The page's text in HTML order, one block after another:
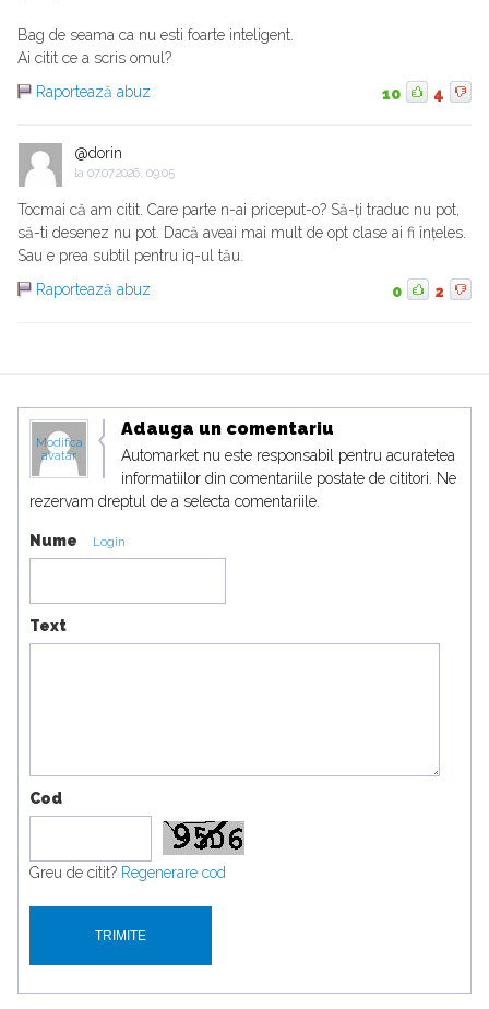
Bag de seama ca nu esti foarte inteligent.
Ai citit ce a scris omul?
Raportează abuz
10 4
@dorin
la 07.07.2026, 09:05
Tocmai că am citit. Care parte n-ai priceput-o? Să-ți traduc nu pot,
să-ti desenez nu pot. Dacă aveai mai mult de opt clase ai fi înțeles.
Sau e prea subtil pentru iq-ul tău.
Raportează abuz
0 2
Modifica
avatar
Adauga un comentariu
Automarket nu este responsabil pentru acuratetea
informatiilor din comentariile postate de cititori. Ne
rezervam dreptul de a selecta comentariile.
Nume Login
Text
Cod
Greu de citit? Regenerare cod